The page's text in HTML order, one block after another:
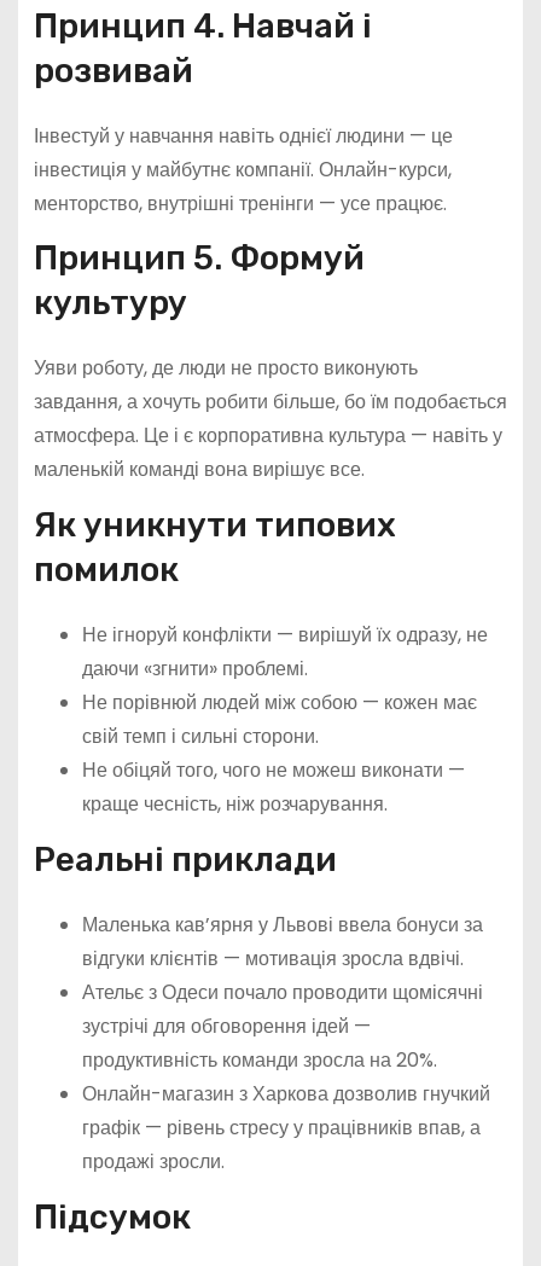
Принцип 4. Навчай і
розвивай
Інвестуй у навчання навіть однієї людини — це
інвестиція у майбутнє компанії. Онлайн-курси,
менторство, внутрішні тренінги — усе працює.
Принцип 5. Формуй
культуру
Уяви роботу, де люди не просто виконують
завдання, а хочуть робити більше, бо їм подобається
атмосфера. Це і є корпоративна культура — навіть у
маленькій команді вона вирішує все.
Як уникнути типових
помилок
Не ігноруй конфлікти — вирішуй їх одразу, не
даючи «згнити» проблемі.
Не порівнюй людей між собою — кожен має
свій темп і сильні сторони.
Не обіцяй того, чого не можеш виконати —
краще чесність, ніж розчарування.
Реальні приклади
Маленька кав’ярня у Львові ввела бонуси за
відгуки клієнтів — мотивація зросла вдвічі.
Ательє з Одеси почало проводити щомісячні
зустрічі для обговорення ідей —
продуктивність команди зросла на 20%.
Онлайн-магазин з Харкова дозволив гнучкий
графік — рівень стресу у працівників впав, а
продажі зросли.
Підсумок